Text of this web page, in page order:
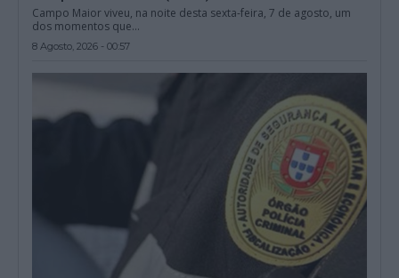
Campo Maior viveu, na noite desta sexta-feira, 7 de agosto, um
dos momentos que...
8 Agosto, 2026 - 00:57